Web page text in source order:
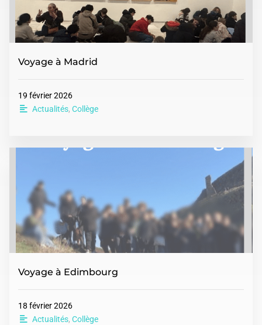
Voyage à Madrid
19 février 2026
Actualités, Collège
Voyage à Edimbourg
18 février 2026
Actualités, Collège